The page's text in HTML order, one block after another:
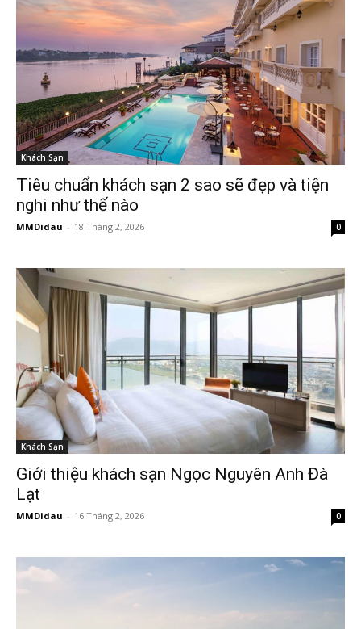
Khách Sạn
Tiêu chuẩn khách sạn 2 sao sẽ đẹp và tiện
nghi như thế nào
MMDidau - 18 Tháng 2, 2026 0
Khách Sạn
Giới thiệu khách sạn Ngọc Nguyên Anh Đà
Lạt
MMDidau - 16 Tháng 2, 2026 0